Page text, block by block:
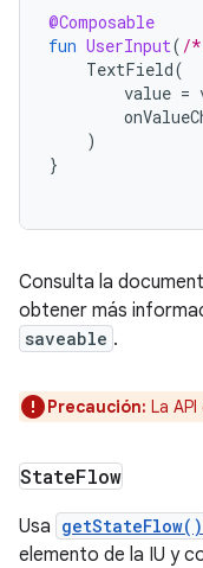
@Composable
fun UserInput( /
TextField(
value =
)
}
Consulta la
obtener más
saveable .
Precaución: La
StateFlow
Usa getStateFlow()
elemento de la IU y